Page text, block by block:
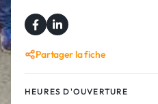
Partager la fiche
HEURES D'OUVERTURE